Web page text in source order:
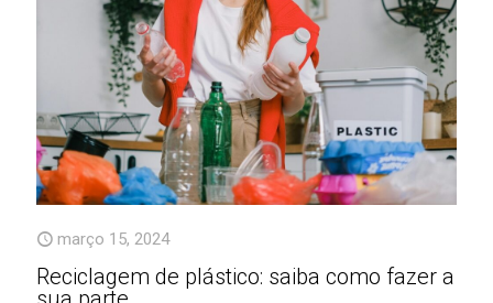
março 15, 2024
Reciclagem de plástico: saiba como fazer a